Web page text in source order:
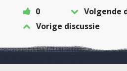
0
Volgende
Vorige discussie